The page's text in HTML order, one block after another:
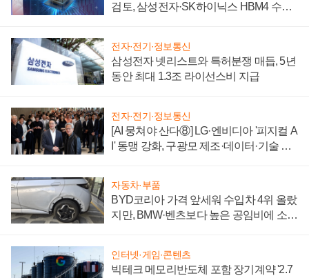
검토, 삼성전자·SK하이닉스 HBM4 수율
전자·전기·정보통신
삼성전자 넷리스트와 특허분쟁 매듭, 5년
동안 최대 1.3조 라이선스비 지급
전자·전기·정보통신
[AI 뭉쳐야 산다⑧] LG·엔비디아 '피지컬 A
I' 동맹 강화, 구광모 제조·데이터·기술 결
자동차·부품
BYD코리아 가격 앞세워 수입차 4위 올랐
지만, BMW·벤츠보다 높은 공임비에 소비
인터넷·게임·콘텐츠
빅테크 메모리반도체 포함 장기계약 '2.7